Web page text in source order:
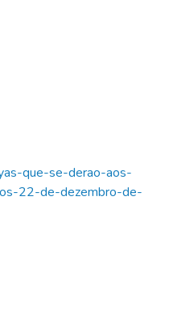
que-se-derao-aos-
22-de-dezembro-de-